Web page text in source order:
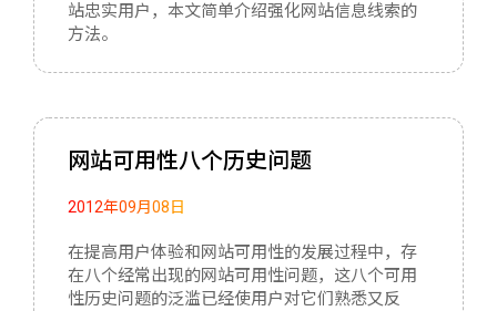
站忠实用户，本文简单介绍强化网站信息线索的
方法。
网站可用性八个历史问题
2012年09月08日
在提高用户体验和网站可用性的发展过程中，存
在八个经常出现的网站可用性问题，这八个可用
性历史问题的泛滥已经使用户对它们熟悉又反